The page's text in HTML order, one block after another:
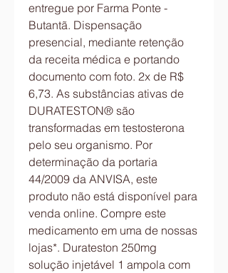
entregue por Farma Ponte -
Butantã. Dispensação
presencial, mediante retenção
da receita médica e portando
documento com foto. 2x de R$
6,73. As substâncias ativas de
DURATESTON® são
transformadas em testosterona
pelo seu organismo. Por
determinação da portaria
44/2009 da ANVISA, este
produto não está disponível para
venda online. Compre este
medicamento em uma de nossas
lojas*. Durateston 250mg
solução injetável 1 ampola com